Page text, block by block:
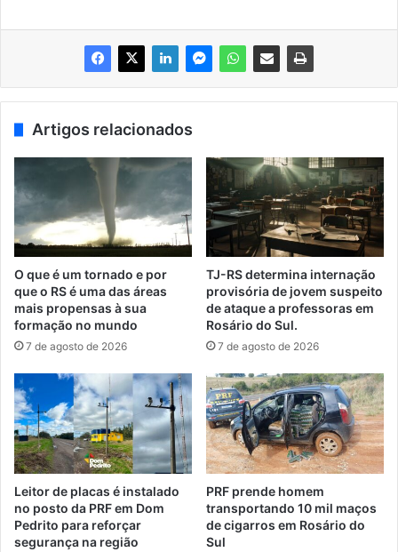
Artigos relacionados
O que é um tornado e por
que o RS é uma das áreas
mais propensas à sua
formação no mundo
7 de agosto de 2026
TJ-RS determina internação
provisória de jovem suspeito
de ataque a professoras em
Rosário do Sul.
7 de agosto de 2026
Leitor de placas é instalado
no posto da PRF em Dom
Pedrito para reforçar
segurança na região
PRF prende homem
transportando 10 mil maços
de cigarros em Rosário do
Sul